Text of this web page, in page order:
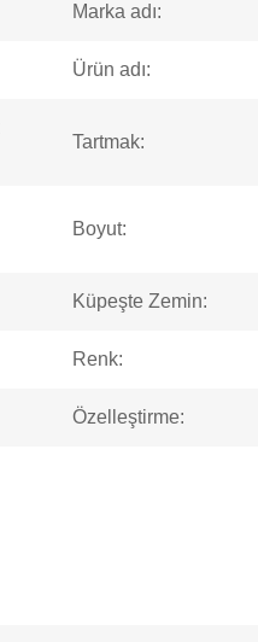
Marka adı:
Ürün adı:
Tartmak:
Boyut:
Küpeşte Zemin:
Renk:
Özelleştirme: